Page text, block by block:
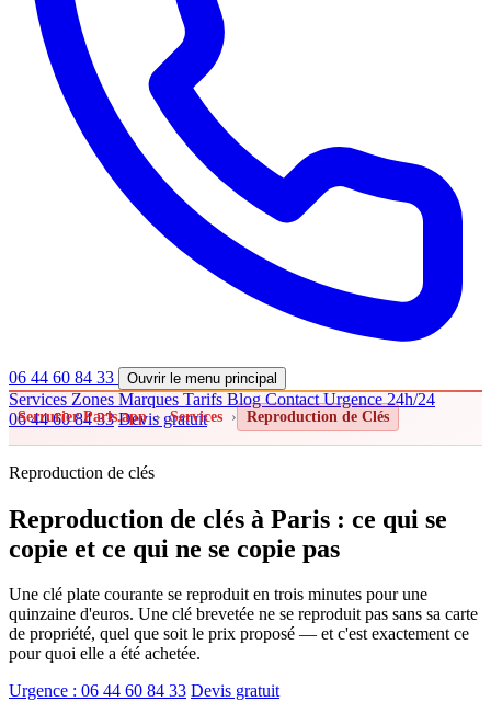
06 44 60 84 33 Ouvrir le menu principal
Services Zones Marques Tarifs BlogContactUrgence 24h/24
06 44 60 84 33 Devis gratuit
Serrurier-Paris.app › Services › Reproduction de Clés
Reproduction de clés
Reproduction de clés à Paris : ce qui se
copie et ce qui ne se copie pas
Une clé plate courante se reproduit en trois minutes pour une
quinzaine d'euros. Une clé brevetée ne se reproduit pas sans sa carte
de propriété, quel que soit le prix proposé — et c'est exactement ce
pour quoi elle a été achetée.
Urgence : 06 44 60 84 33 Devis gratuit